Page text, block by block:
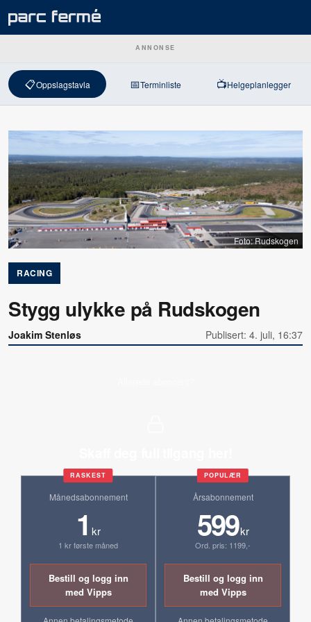
ANNONSE
📋Oppslagstavla 📅Terminliste 📺Helgeplanlegger
Foto: Rudskogen
RACING
Stygg ulykke på Rudskogen
Joakim Stenløs Publisert: 4. juli, 16:37
RASKEST
Månedsabonnement
1 kr
1 kr første måned
Bestill og logg inn
med Vipps
POPULÆR
Årsabonnement
599kr
Ord. pris: 1199,-
Bestill og logg inn
med Vipps